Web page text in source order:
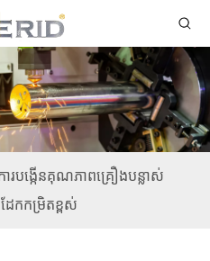
ារបង្កើនគុណភាពគ្រឿងបន្លាស់
ែកកម្រិតខ្ពស់